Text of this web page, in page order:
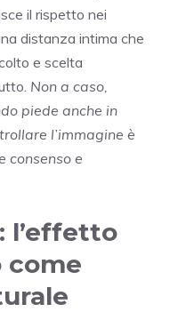
il rispetto nei
distanza intima che
e scelta
Non a caso,
piede anche in
l’immagine è
consenso e
l’effetto
come